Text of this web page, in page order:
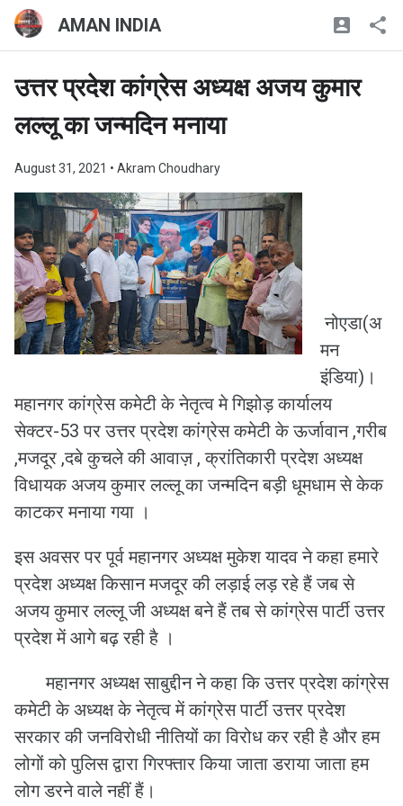
AMAN INDIA
उत्तर प्रदेश कांग्रेस अध्यक्ष अजय कुमार
लल्लू का जन्मदिन मनाया
August 31, 2021 • Akram Choudhary
नोएडा(अ
मन
इंडिया)।
महानगर कांग्रेस कमेटी के नेतृत्व मे गिझोड़ कार्यालय
सेक्टर-53 पर उत्तर प्रदेश कांग्रेस कमेटी के ऊर्जावान ,गरीब
,मजदूर ,दबे कुचले की आवाज़ , क्रांतिकारी प्रदेश अध्यक्ष
विधायक अजय कुमार लल्लू का जन्मदिन बड़ी धूमधाम से केक
काटकर मनाया गया ।
इस अवसर पर पूर्व महानगर अध्यक्ष मुकेश यादव ने कहा हमारे
प्रदेश अध्यक्ष किसान मजदूर की लड़ाई लड़ रहे हैं जब से
अजय कुमार लल्लू जी अध्यक्ष बने हैं तब से कांग्रेस पार्टी उत्तर
प्रदेश में आगे बढ़ रही है ।
महानगर अध्यक्ष साबुद्दीन ने कहा कि उत्तर प्रदेश कांग्रेस
कमेटी के अध्यक्ष के नेतृत्व में कांग्रेस पार्टी उत्तर प्रदेश
सरकार की जनविरोधी नीतियों का विरोध कर रही है और हम
लोगों को पुलिस द्वारा गिरफ्तार किया जाता डराया जाता हम
लोग डरने वाले नहीं हैं।